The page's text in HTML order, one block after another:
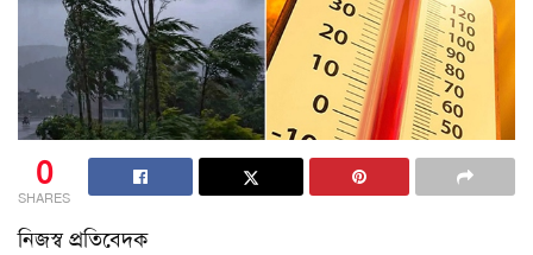
0
SHARES
নিজস্ব প্রতিবেদক